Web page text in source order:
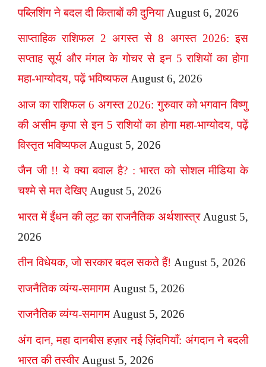
पब्लिशिंग ने बदल दी किताबों की दुनिया August 6, 2026
साप्ताहिक राशिफल 2 अगस्त से 8 अगस्त 2026: इस
सप्ताह सूर्य और मंगल के गोचर से इन 5 राशियों का होगा
महा-भाग्योदय, पढ़ें भविष्यफल August 6, 2026
आज का राशिफल 6 अगस्त 2026: गुरुवार को भगवान विष्णु
की असीम कृपा से इन 5 राशियों का होगा महा-भाग्योदय, पढ़ें
विस्तृत भविष्यफल August 5, 2026
जैन जी !! ये क्या बवाल है? : भारत को सोशल मीडिया के
चश्मे से मत देखिए August 5, 2026
भारत में ईंधन की लूट का राजनैतिक अर्थशास्त्र August 5,
2026
तीन विधेयक, जो सरकार बदल सकते हैं! August 5, 2026
राजनैतिक व्यंग्य-समागम August 5, 2026
राजनैतिक व्यंग्य-समागम August 5, 2026
अंग दान, महा दानबीस हज़ार नई ज़िंदगियाँ: अंगदान ने बदली
भारत की तस्वीर August 5, 2026